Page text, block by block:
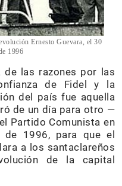
Ernesto Guevara, el 30
1996
de las razones por las
de Fidel y la
del país fue aquella
de un día para otro —
Partido Comunista en
de 1996, para que el
a los santaclareños
de la capital